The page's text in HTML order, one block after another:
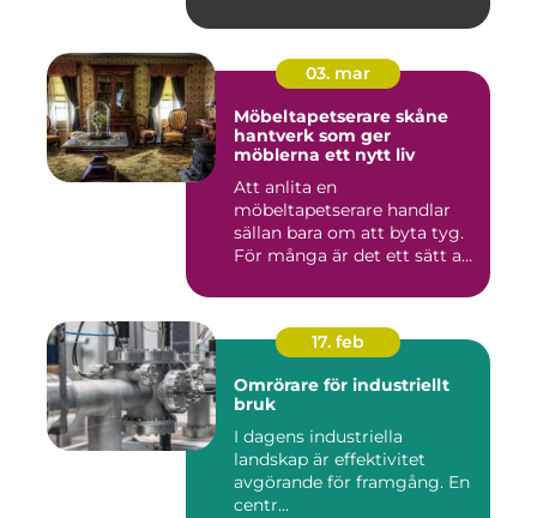
03. mar
Möbeltapetserare skåne
hantverk som ger
möblerna ett nytt liv
Att anlita en
möbeltapetserare handlar
sällan bara om att byta tyg.
För många är det ett sätt att
17. feb
Omrörare för industriellt
bruk
I dagens industriella
landskap är effektivitet
avgörande för framgång. En
centr...